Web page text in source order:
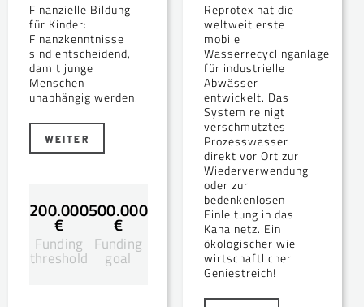
Finanzielle Bildung
für Kinder:
Finanzkenntnisse
sind entscheidend,
damit junge
Menschen
unabhängig werden.
WEITER
200.000
€
Funding
threshold
500.000
€
Funding
goal
Reprotex hat die
weltweit erste
mobile
Wasserrecyclinganlage
für industrielle
Abwässer
entwickelt. Das
System reinigt
verschmutztes
Prozesswasser
direkt vor Ort zur
Wiederverwendung
oder zur
bedenkenlosen
Einleitung in das
Kanalnetz. Ein
ökologischer wie
wirtschaftlicher
Geniestreich!